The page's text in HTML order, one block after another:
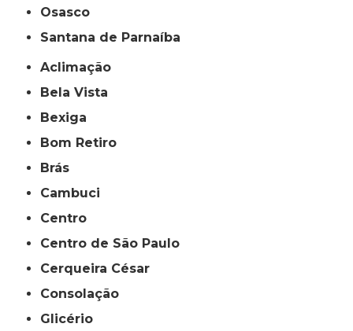
Osasco
Santana de Parnaíba
Aclimação
Bela Vista
Bexiga
Bom Retiro
Brás
Cambuci
Centro
Centro de São Paulo
Cerqueira César
Consolação
Glicério